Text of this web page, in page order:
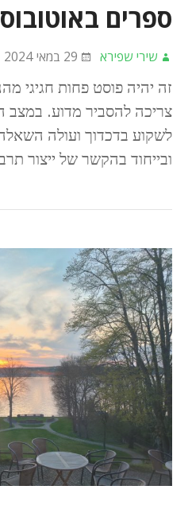
ספרים
שירי שפירא 29 במאי 2024
זה יהיה פוסט פחות חגיגי
צריכה להסביר מדוע.
לשקוע בדכדוך ועולה
ובייחוד בהקשר של ייצור